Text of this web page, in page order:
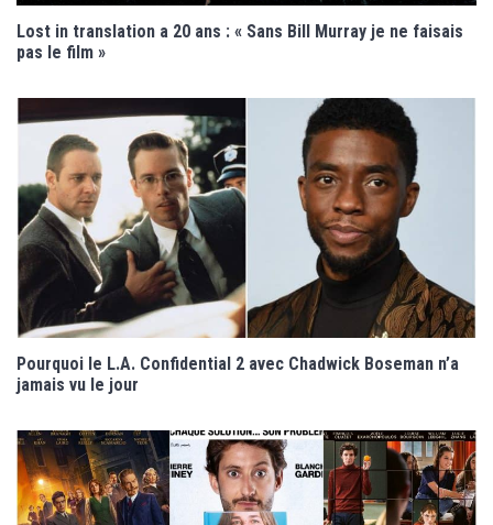
Lost in translation a 20 ans : « Sans Bill Murray je ne faisais
pas le film »
Pourquoi le L.A. Confidential 2 avec Chadwick Boseman n’a
jamais vu le jour